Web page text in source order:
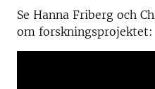
Se Hanna Friberg och
om forskningsprojektet: